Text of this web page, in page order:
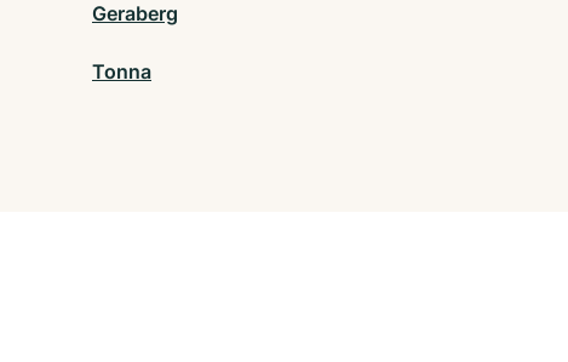
Geraberg
Tonna